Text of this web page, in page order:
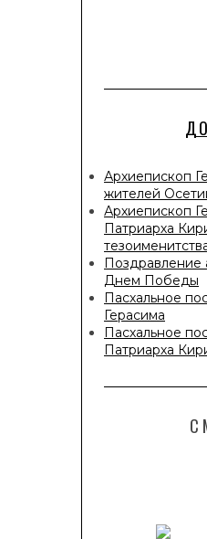
Архиепископ
жителей
Архиепископ
Патриарха
Поздравление
Днем Победы
Пасхальное
Герасима
Пасхальное
Патриарха